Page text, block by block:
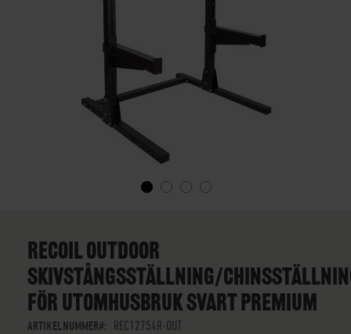
BEGINNING
GALLERY
RECOIL OUTDOOR
SKIVSTÅNGSSTÄLLNING/
FÖR UTOMHUSBRUK SVART PREMIUM
ARTIKELNUMMER
REC12754R-OUT